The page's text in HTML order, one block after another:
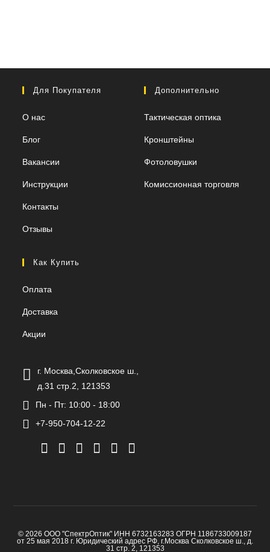
Для Покупателя
О нас
Блог
Вакансии
Инструкции
Контакты
Отзывы
Дополнительно
Тактическая оптика
Кронштейны
Фотоловушки
Комиссионная торговля
Как Купить
Оплата
Доставка
Акции
г. Москва,Сколковское ш.,
д.31 стр.2, 121353
Пн - Пт: 10:00 - 18:00
+7-950-704-12-22
© 2026 ООО "СпектрОптик" ИНН 6732163283 ОГРН 1186733009187
от 25 мая 2018 г. Юридический адрес РФ, г.Москва Сколковское ш., д.
31 стр. 2, 121353